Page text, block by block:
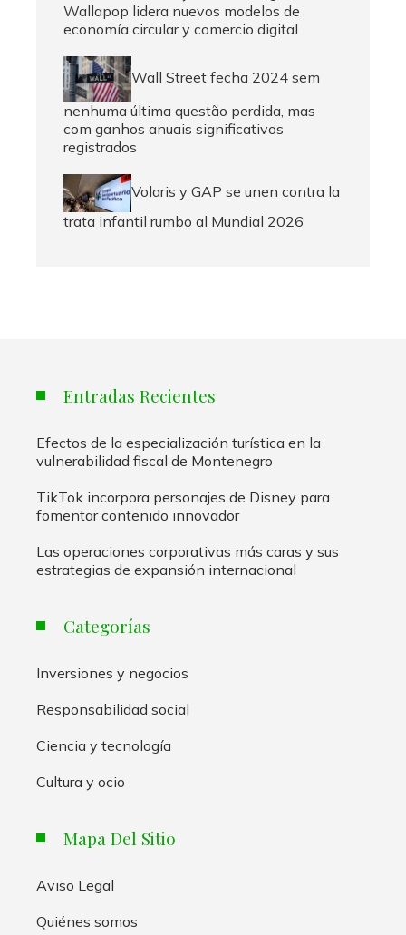
Wallapop lidera nuevos modelos de
economía circular y comercio digital
Wall Street fecha 2024 sem
nenhuma última questão perdida, mas
com ganhos anuais significativos
registrados
Volaris y GAP se unen contra la
trata infantil rumbo al Mundial 2026
Entradas Recientes
Efectos de la especialización turística en la
vulnerabilidad fiscal de Montenegro
TikTok incorpora personajes de Disney para
fomentar contenido innovador
Las operaciones corporativas más caras y sus
estrategias de expansión internacional
Categorías
Inversiones y negocios
Responsabilidad social
Ciencia y tecnología
Cultura y ocio
Mapa Del Sitio
Aviso Legal
Quiénes somos